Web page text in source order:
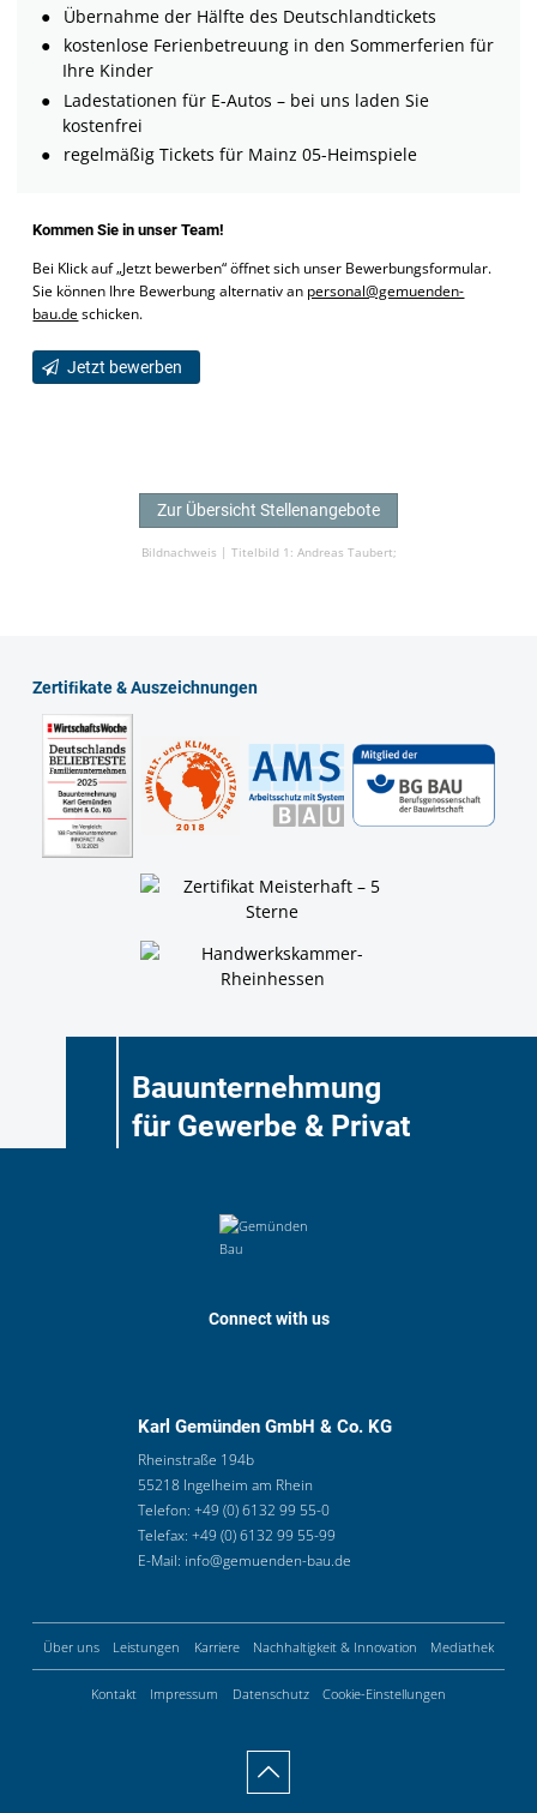
Übernahme der Hälfte des Deutschlandtickets
kostenlose Ferienbetreuung in den Sommerferien für
Ihre Kinder
Ladestationen für E-Autos – bei uns laden Sie
kostenfrei
regelmäßig Tickets für Mainz 05-Heimspiele
Kommen Sie in unser Team!
Bei Klick auf „Jetzt bewerben“ öffnet sich unser Bewerbungsformular.
Sie können Ihre Bewerbung alternativ an personal@gemuenden-
bau.deschicken.
Jetzt bewerben
Zur Übersicht Stellenangebote
Bildnachweis | Titelbild 1: Andreas Taubert;
Zertiﬁkate & Auszeichnungen
Bauunternehmung
für Gewerbe & Privat
Connect with us
Karl Gemünden GmbH & Co. KG
Rheinstraße 194b
55218 Ingelheim am Rhein
Telefon:+49 (0) 6132 99 55-0
Telefax:+49 (0) 6132 99 55-99
E-Mail: info@gemuenden-bau.de
Über uns Leistungen Karriere Nachhaltigkeit & Innovation Mediathek
Kontakt Impressum Datenschutz Cookie-Einstellungen